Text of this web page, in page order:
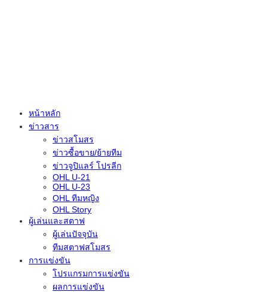
หน้าหลัก
ข่าวสาร
ข่าวสโมสร
ข่าวซื้อขาย/ย้ายทีม
ข่าวจูปิแลร์ โปรลีก
OHL U-21
OHL U-23
OHL ทีมหญิง
OHL Story
ผู้เล่นและสตาฟ
ผู้เล่นปัจจุบัน
ทีมสตาฟสโมสร
การแข่งขัน
โปรแกรมการแข่งขัน
ผลการแข่งขัน